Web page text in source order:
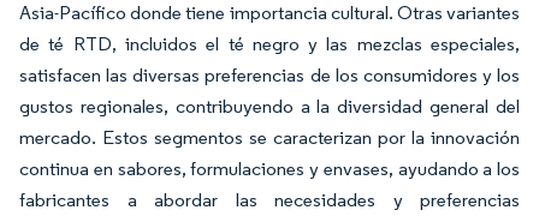
Asia-Pacífico donde tiene importancia cultural. Otras variantes
de té RTD, incluidos el té negro y las mezclas especiales,
satisfacen las diversas preferencias de los consumidores y los
gustos regionales, contribuyendo a la diversidad general del
mercado. Estos segmentos se caracterizan por la innovación
continua en sabores, formulaciones y envases, ayudando a los
fabricantes a abordar las necesidades y preferencias